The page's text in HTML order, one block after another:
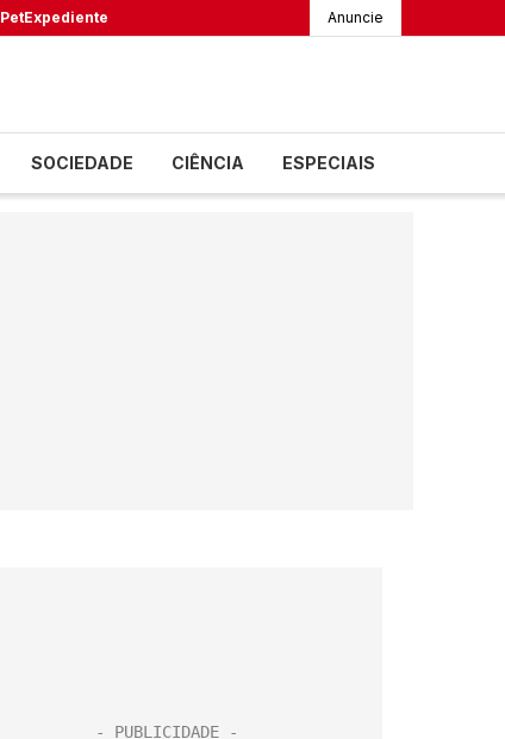
PetExpediente Anuncie
SOCIEDADE CIÊNCIA ESPECIAIS